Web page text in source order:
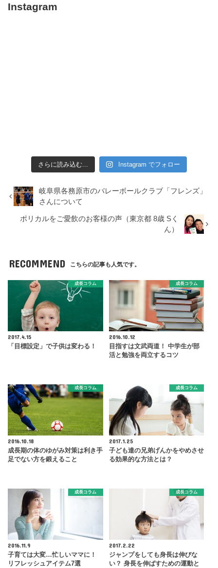
Instagram
さらに読み込む... Instagram でフォロー
岐阜県各務原市のバレーボールクラブ「フレンズ」
さんについて
ポリカルをご愛飲のお客様の声（東京都 8歳 Sく
ん）
RECOMMEND こちらの記事も人気です。
成長コラム
2017.4.15
「目標設定」で子供は変わる！
成長コラム
2016.10.12
目指すは文武両道！ 中学生が部
活と勉強を両立するコツ
成長コラム
2016.10.18
成長期の体のゆがみ対策は利き手
足でない方を鍛えること
成長コラム
2017.1.25
子ども達の兄弟げんかをやめさせ
る効果的な方法とは？
成長コラム
2016.11.9
子育ては大変…忙しいママに！
リフレッシュアイテム7選
成長コラム
2017.2.22
ジャンプをしても身長は伸びな
い？ 身長を伸ばすための運動と